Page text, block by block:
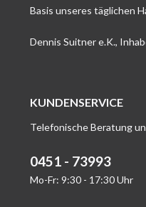
Basis unseres täglichen
Dennis Suitner e.K.,
KUNDENSERVICE
Telefonische Beratung
0451 - 73993
Mo-Fr: 9:30 - 17:30 Uhr